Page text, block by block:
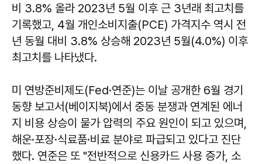
비 3.8% 올라 2023년 5월 이후 근 3년래 최고치를
기록했고, 4월 개인소비지출(PCE) 가격지수 역시 전
년 동월 대비 3.8% 상승해 2023년 5월(4.0%) 이후
최고치를 나타냈다.
미 연방준비제도(Fed·연준)는 이날 공개한 6월 경기
동향 보고서(베이지북)에서 중동 분쟁과 연계된 에너
지 비용 상승이 물가 압력의 주요 원인이 되고 있으며,
해운·포장·식료품·비료 분야로 파급되고 있다고 진단
했다. 연준은 또 "전반적으로 신용카드 사용 증가, 소